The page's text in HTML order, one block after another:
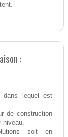
:
dans lequel est
de construction
niveau.
soit en